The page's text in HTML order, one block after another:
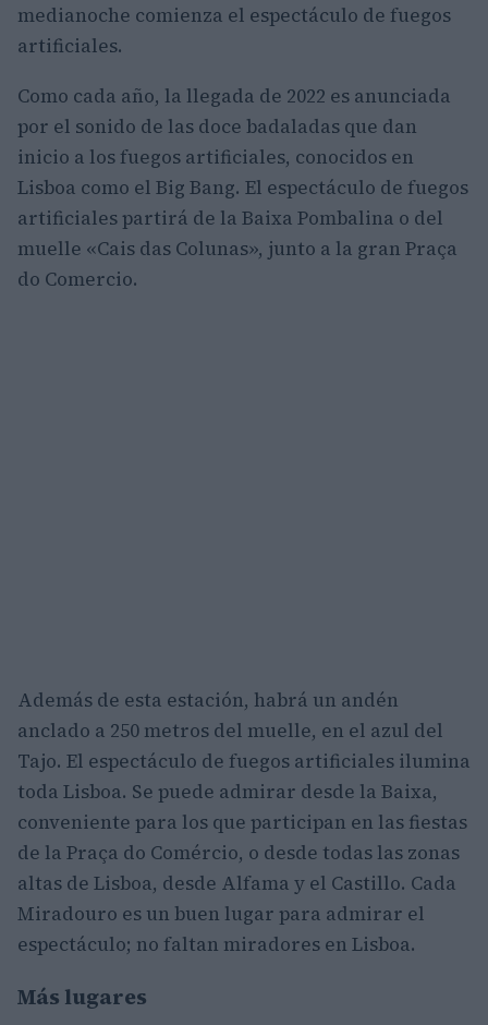
medianoche comienza el espectáculo de fuegos
artificiales.
Como cada año, la llegada de 2022 es anunciada
por el sonido de las doce badaladas que dan
inicio a los fuegos artificiales, conocidos en
Lisboa como el Big Bang. El espectáculo de fuegos
artificiales partirá de la Baixa Pombalina o del
muelle «Cais das Colunas», junto a la gran Praça
do Comercio.
Además de esta estación, habrá un andén
anclado a 250 metros del muelle, en el azul del
Tajo. El espectáculo de fuegos artificiales ilumina
toda Lisboa. Se puede admirar desde la Baixa,
conveniente para los que participan en las fiestas
de la Praça do Comércio, o desde todas las zonas
altas de Lisboa, desde Alfama y el Castillo. Cada
Miradouro es un buen lugar para admirar el
espectáculo; no faltan miradores en Lisboa.
Más lugares